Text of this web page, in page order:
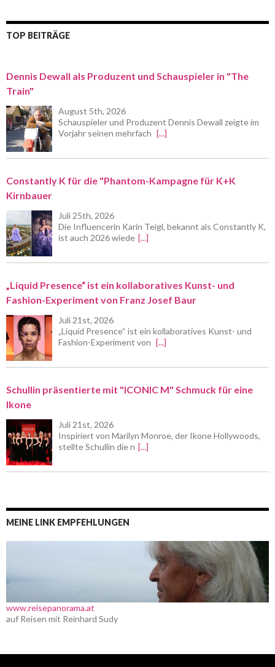
TOP BEITRÄGE
Dennis Dewall als Produzent und Schauspieler in "The
Train"
August 5th, 2026
Schauspieler und Produzent Dennis Dewall zeigte im
Vorjahr seinen mehrfach [...]
Constantly K für die "Phantom-Kampagne für K+K
Kirnbauer
Juli 25th, 2026
Die Influencerin Karin Teigl, bekannt als Constantly K,
ist auch 2026 wiede [...]
„Liquid Presence“ ist ein kollaboratives Kunst- und
Fashion-Experiment von Franz Josef Baur
Juli 21st, 2026
„Liquid Presence“ ist ein kollaboratives Kunst- und
Fashion-Experiment von [...]
Schullin präsentierte mit "ICONIC M" Schmuck für eine
Ikone
Juli 21st, 2026
Inspiriert von Marilyn Monroe, der Ikone Hollywoods,
stellte Schullin die n [...]
MEINE LINK EMPFEHLUNGEN
www.reisepanorama.at
auf Reisen mit Reinhard Sudy